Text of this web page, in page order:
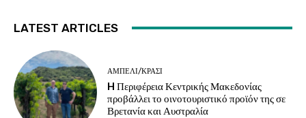
LATEST ARTICLES
ΑΜΠΈΛΙ/ΚΡΑΣΊ
H Περιφέρεια Κεντρικής Μακεδονίας
προβάλλει το οινοτουριστικό προϊόν της σε
Βρετανία και Αυστραλία